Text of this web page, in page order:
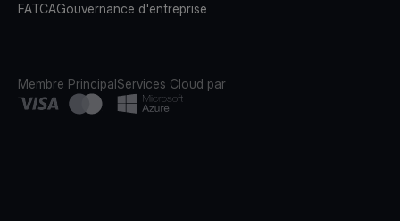
FATCAGouvernance d'entreprise
Membre PrincipalServices Cloud par